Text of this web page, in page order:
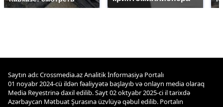
Saytın adı: Crossmedia.az Analitik İnformasiya Portalı
01 noyabr 2024-cü ildən fəaliyyətə başlayıb və onlayn media olaraq
Media Reyestrinə daxil edilib. Sayt 02 oktyabr 2025-ci il tarixdə
Azərbaycan Mətbuat Şurasına üzvlüyə qəbul edilib. Portalın